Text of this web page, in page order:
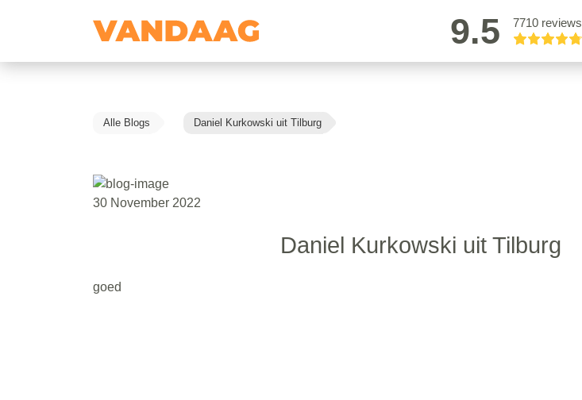
9.5 7710 reviews
Alle Blogs Daniel Kurkowski uit Tilburg
30 November 2022
Daniel Kurkowski uit Tilburg
goed